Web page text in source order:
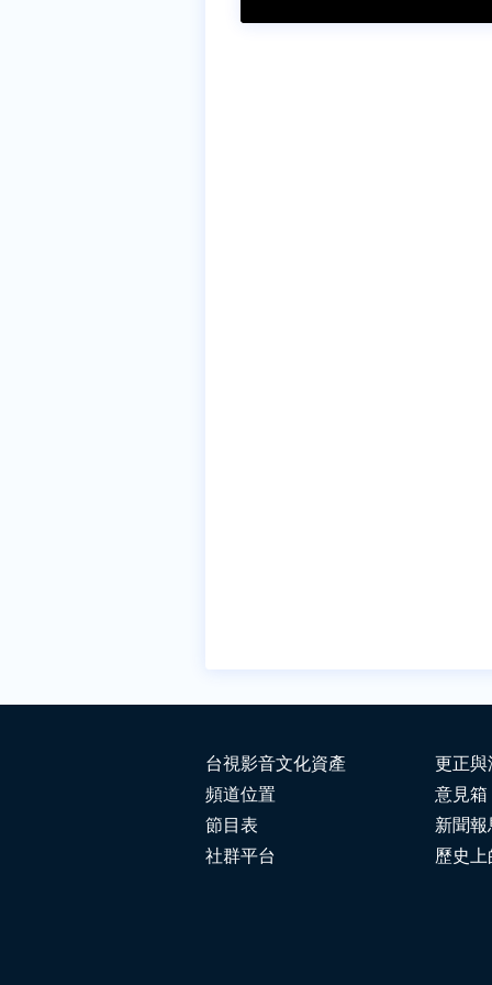
台視影音文化資產
頻道位置
節目表
社群平台
更正與
意見箱
新聞報
歷史